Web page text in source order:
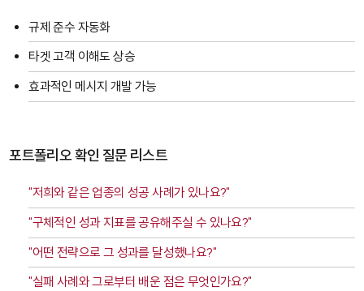
규제 준수 자동화
타겟 고객 이해도 상승
효과적인 메시지 개발 가능
포트폴리오 확인 질문 리스트
"저희와 같은 업종의 성공 사례가 있나요?"
"구체적인 성과 지표를 공유해주실 수 있나요?"
"어떤 전략으로 그 성과를 달성했나요?"
"실패 사례와 그로부터 배운 점은 무엇인가요?"